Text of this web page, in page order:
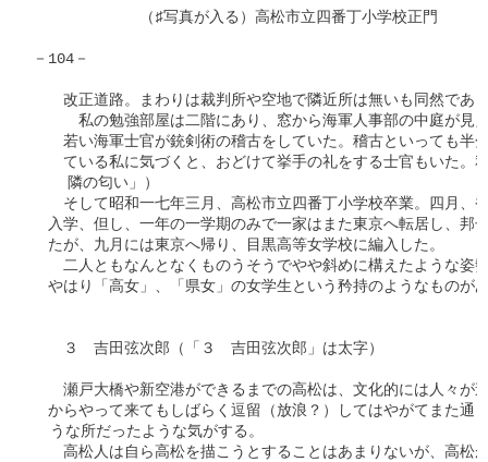
（♯写真が入る）高松市立四番丁小学校正門
－104－
改正道路。まわりは裁判所や空地で隣近所は無いも同然であ
私の勉強部屋は二階にあり、窓から海軍人事部の中庭が見え
若い海軍士官が銃剣術の稽古をしていた。稽古といっても半
ている私に気づくと、おどけて挙手の礼をする士官もいた。
    隣の匂い」）
そして昭和一七年三月、高松市立四番丁小学校卒業。四月、
入学、但し、一年の一学期のみで一家はまた東京へ転居し、邦
たが、九月には東京へ帰り、目黒高等女学校に編入した。
二人ともなんとなくものうそうでやや斜めに構えたような姿
やはり「高女」、「県女」の女学生という矜持のようなものが
３　吉田弦次郎（「３　吉田弦次郎」は太字）
瀬戸大橋や新空港ができるまでの高松は、文化的には人々が
からやって来てもしばらく逗留（放浪？）してはやがてまた通
  うな所だったような気がする。
高松人は自ら高松を描こうとすることはあまりないが、高松